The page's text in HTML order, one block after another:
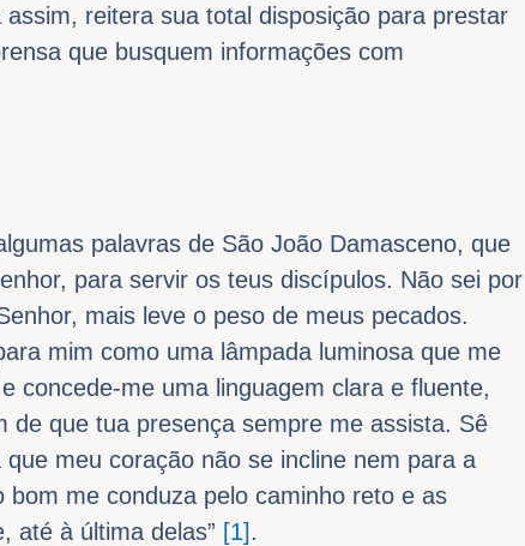
reitera sua total disposição para prestar
que busquem informações com
palavras de São João Damasceno, que
para servir os teus discípulos. Não sei por
mais leve o peso de meus pecados.
mim como uma lâmpada luminosa que me
concede-me uma linguagem clara e fluente,
que tua presença sempre me assista. Sê
meu coração não se incline nem para a
me conduza pelo caminho reto e as
até à última delas” [1].